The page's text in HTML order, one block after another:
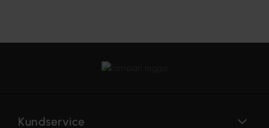
Kundservice